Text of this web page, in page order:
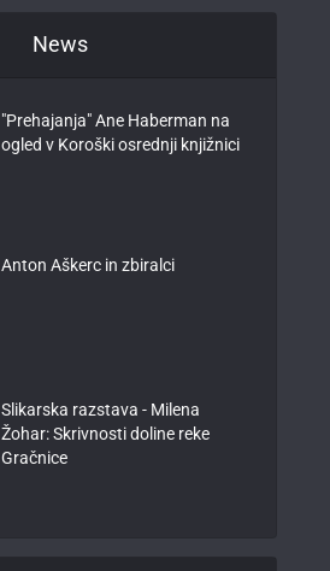
News
"Prehajanja" Ane Haberman na
ogled v Koroški osrednji knjižnici
Anton Aškerc in zbiralci
Slikarska razstava - Milena
Žohar: Skrivnosti doline reke
Gračnice